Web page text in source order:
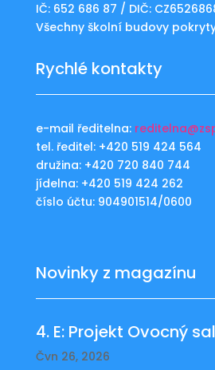
IČ: 652 686 87 / DIČ:
Všechny školní budovy
Rychlé kontakty
e-mail ředitelna:
tel. ředitel: +420 519 424 564
družina: +420 720 840 744
jídelna: +420 519 424 262
číslo účtu: 904901514/0600
Novinky z magazínu
4. E: Projekt Ovocný
Čvn 26, 2026